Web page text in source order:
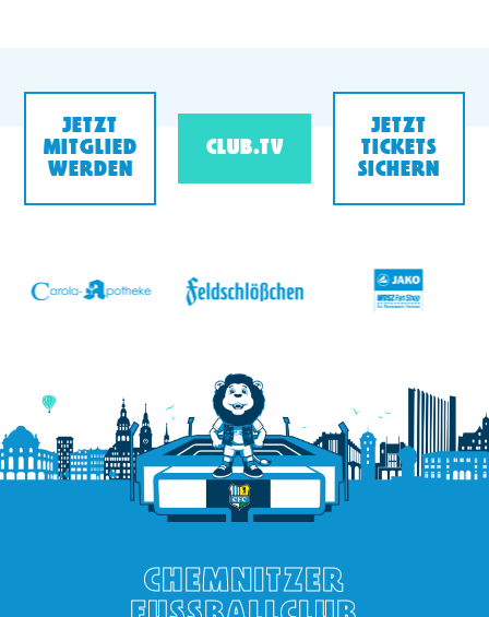
JETZT
MITGLIED
WERDEN
CLUB.TV
JETZT
TICKETS
SICHERN
CHEMNITZER